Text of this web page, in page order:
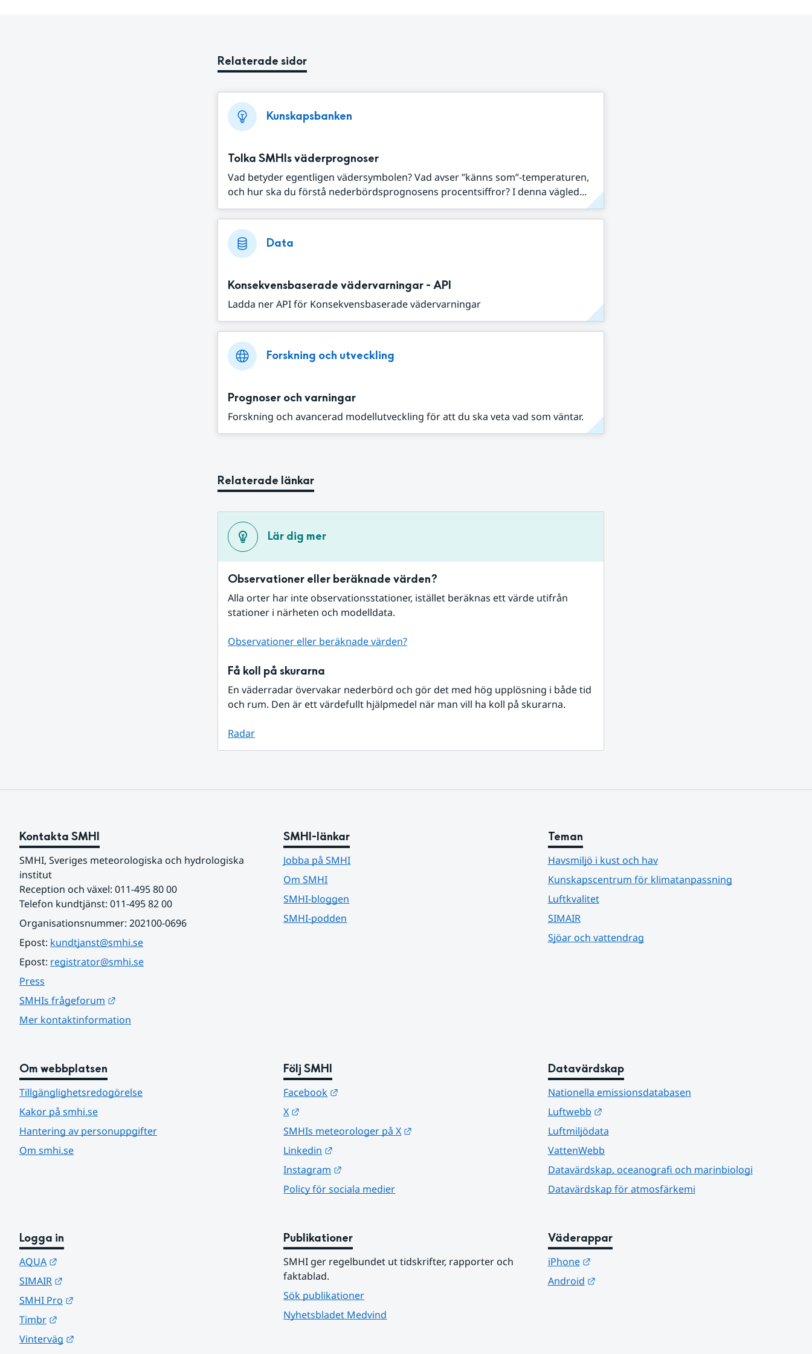
Relaterade sidor
Kunskapsbanken
Tolka SMHIs väderprognoser
Vad betyder egentligen vädersymbolen? Vad avser ”känns som”-temperaturen,
och hur ska du förstå nederbördsprognosens procentsiffror? I denna vägled...
Data
Konsekvensbaserade vädervarningar - API
Ladda ner API för Konsekvensbaserade vädervarningar
Forskning och utveckling
Prognoser och varningar
Forskning och avancerad modellutveckling för att du ska veta vad som väntar.
Relaterade länkar
Lär dig mer
Observationer eller beräknade värden?
Alla orter har inte observationsstationer, istället beräknas ett värde utifrån
stationer i närheten och modelldata.
Observationer eller beräknade värden?
Få koll på skurarna
En väderradar övervakar nederbörd och gör det med hög upplösning i både tid
och rum. Den är ett värdefullt hjälpmedel när man vill ha koll på skurarna.
Radar
Kontakta SMHI
SMHI, Sveriges meteorologiska och hydrologiska
institut
Reception och växel: 011-495 80 00
Telefon kundtjänst: 011-495 82 00
Organisationsnummer: 202100-0696
Epost: kundtjanst@smhi.se
Epost: registrator@smhi.se
Press
SMHIs frågeforum
Mer kontaktinformation
SMHI-länkar
Jobba på SMHI
Om SMHI
SMHI-bloggen
SMHI-podden
Teman
Havsmiljö i kust och hav
Kunskapscentrum för klimatanpassning
Luftkvalitet
SIMAIR
Sjöar och vattendrag
Om webbplatsen
Tillgänglighetsredogörelse
Kakor på smhi.se
Hantering av personuppgifter
Om smhi.se
Följ SMHI
Facebook
X
SMHIs meteorologer på X
Linkedin
Instagram
Policy för sociala medier
Datavärdskap
Nationella emissionsdatabasen
Luftwebb
Länk till annan webbplats.
Luftmiljödata
VattenWebb
Datavärdskap, oceanografi och marinbiologi
Datavärdskap för atmosfärkemi
Logga in
AQUA
SIMAIR
SMHI Pro
Timbr
Vinterväg
Publikationer
SMHI ger regelbundet ut tidskrifter, rapporter och
faktablad.
Sök publikationer
Nyhetsbladet Medvind
Väderappar
iPhone
Länk till annan webbplats.
Android
Länk till annan webbplats.